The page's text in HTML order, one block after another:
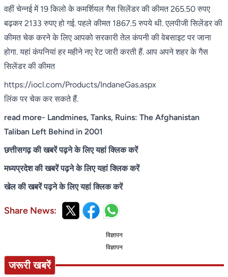
वहीं चेन्नई में 19 किलो के कमर्शियल गैस सिलेंडर की कीमत 265.50 रुपए
बढ़कर 2133 रुपए हो गई. पहले कीमत 1867.5 रुपये थी. एलपीजी सिलेंडर की
कीमत चेक करने के लिए आपको सरकारी तेल कंपनी की वेबसाइट पर जाना
होगा. यहां कंपनियां हर महीने नए रेट जारी करती हैं. आप अपने शहर के गैस
सिलेंडर की कीमत
https://iocl.com/Products/IndaneGas.aspx
लिंक पर चेक कर सकते हैं.
read more- Landmines, Tanks, Ruins: The Afghanistan
Taliban Left Behind in 2001
छत्तीसगढ़ की खबरें पढ़ने के लिए यहां क्लिक करें
मध्यप्रदेश की खबरें पढ़ने के लिए यहां क्लिक करें
खेल की खबरें पढ़ने के लिए यहां क्लिक करें
Share News:
विज्ञापन
विज्ञापन
जरूरी खबरें